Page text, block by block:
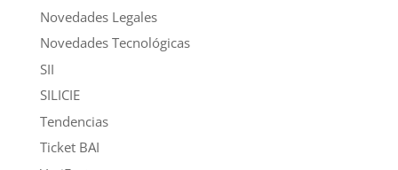
Novedades Legales
Novedades Tecnológicas
SII
SILICIE
Tendencias
Ticket BAI